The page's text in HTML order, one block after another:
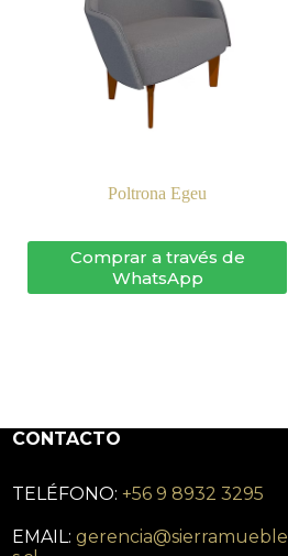
Poltrona Egeu
Comprar a través de
WhatsApp
CONTACTO
TELÉFONO: +56 9 8932 3295
EMAIL: gerencia@sierramueble